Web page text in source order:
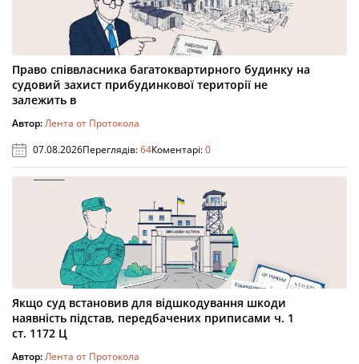
Право співвласника багатоквартирного будинку на
судовий захист прибудинкової території не
залежить в
Автор:Лента от Протокола
07.08.2026Переглядів:64Коментарі:0
Якщо суд встановив для відшкодування шкоди
наявність підстав, передбачених приписами ч. 1
ст. 1172 Ц
Автор:Лента от Протокола